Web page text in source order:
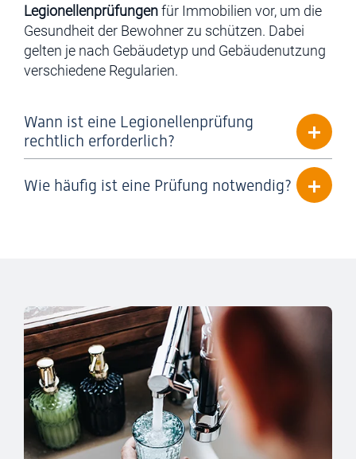
Legionellenprüfungenfür Immobilien vor, um die
Gesundheit der Bewohner zu schützen. Dabei
gelten je nach Gebäudetyp und Gebäudenutzung
verschiedene Regularien.
Wann ist eine Legionellenprüfung
rechtlich erforderlich?
Wie häufig ist eine Prüfung notwendig?